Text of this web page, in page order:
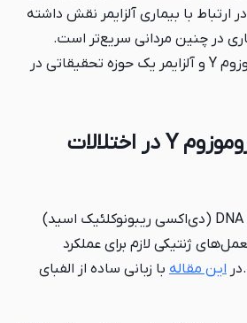
ارتباط با بیماری آلزایمر نقش داشته
در چنین مردانی سریع‌تر است.
هرچند ارتباط بین کروموزوم Y و آلزایمر یک حوزه تحقیقاتی در
نقش ژن‌های کروموزوم Y در اختلالات
کروموزوم انسان، حاوی DNA (دی‌اکسی‌ ریبونوکلئیک‌ اسید)
ژنتیکی لازم برای عملکرد
این مقاله با زبانی ساده از الفبای